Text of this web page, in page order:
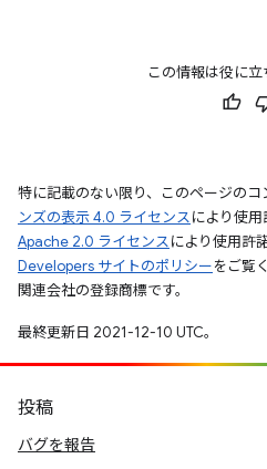
この情報は役に立
特に記載のない限り、このページのコ
ンズの表示 4.0 ライセンスにより使
Apache 2.0 ライセンスにより使用許
Developers サイトのポリシーをご覧
関連会社の登録商標です。
最終更新日 2021-12-10 UTC。
投稿
バグを報告